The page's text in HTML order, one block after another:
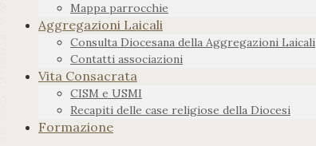
Mappa parrocchie
Aggregazioni Laicali
Consulta Diocesana della Aggregazioni Laicali
Contatti associazioni
Vita Consacrata
CISM e USMI
Recapiti delle case religiose della Diocesi
Formazione